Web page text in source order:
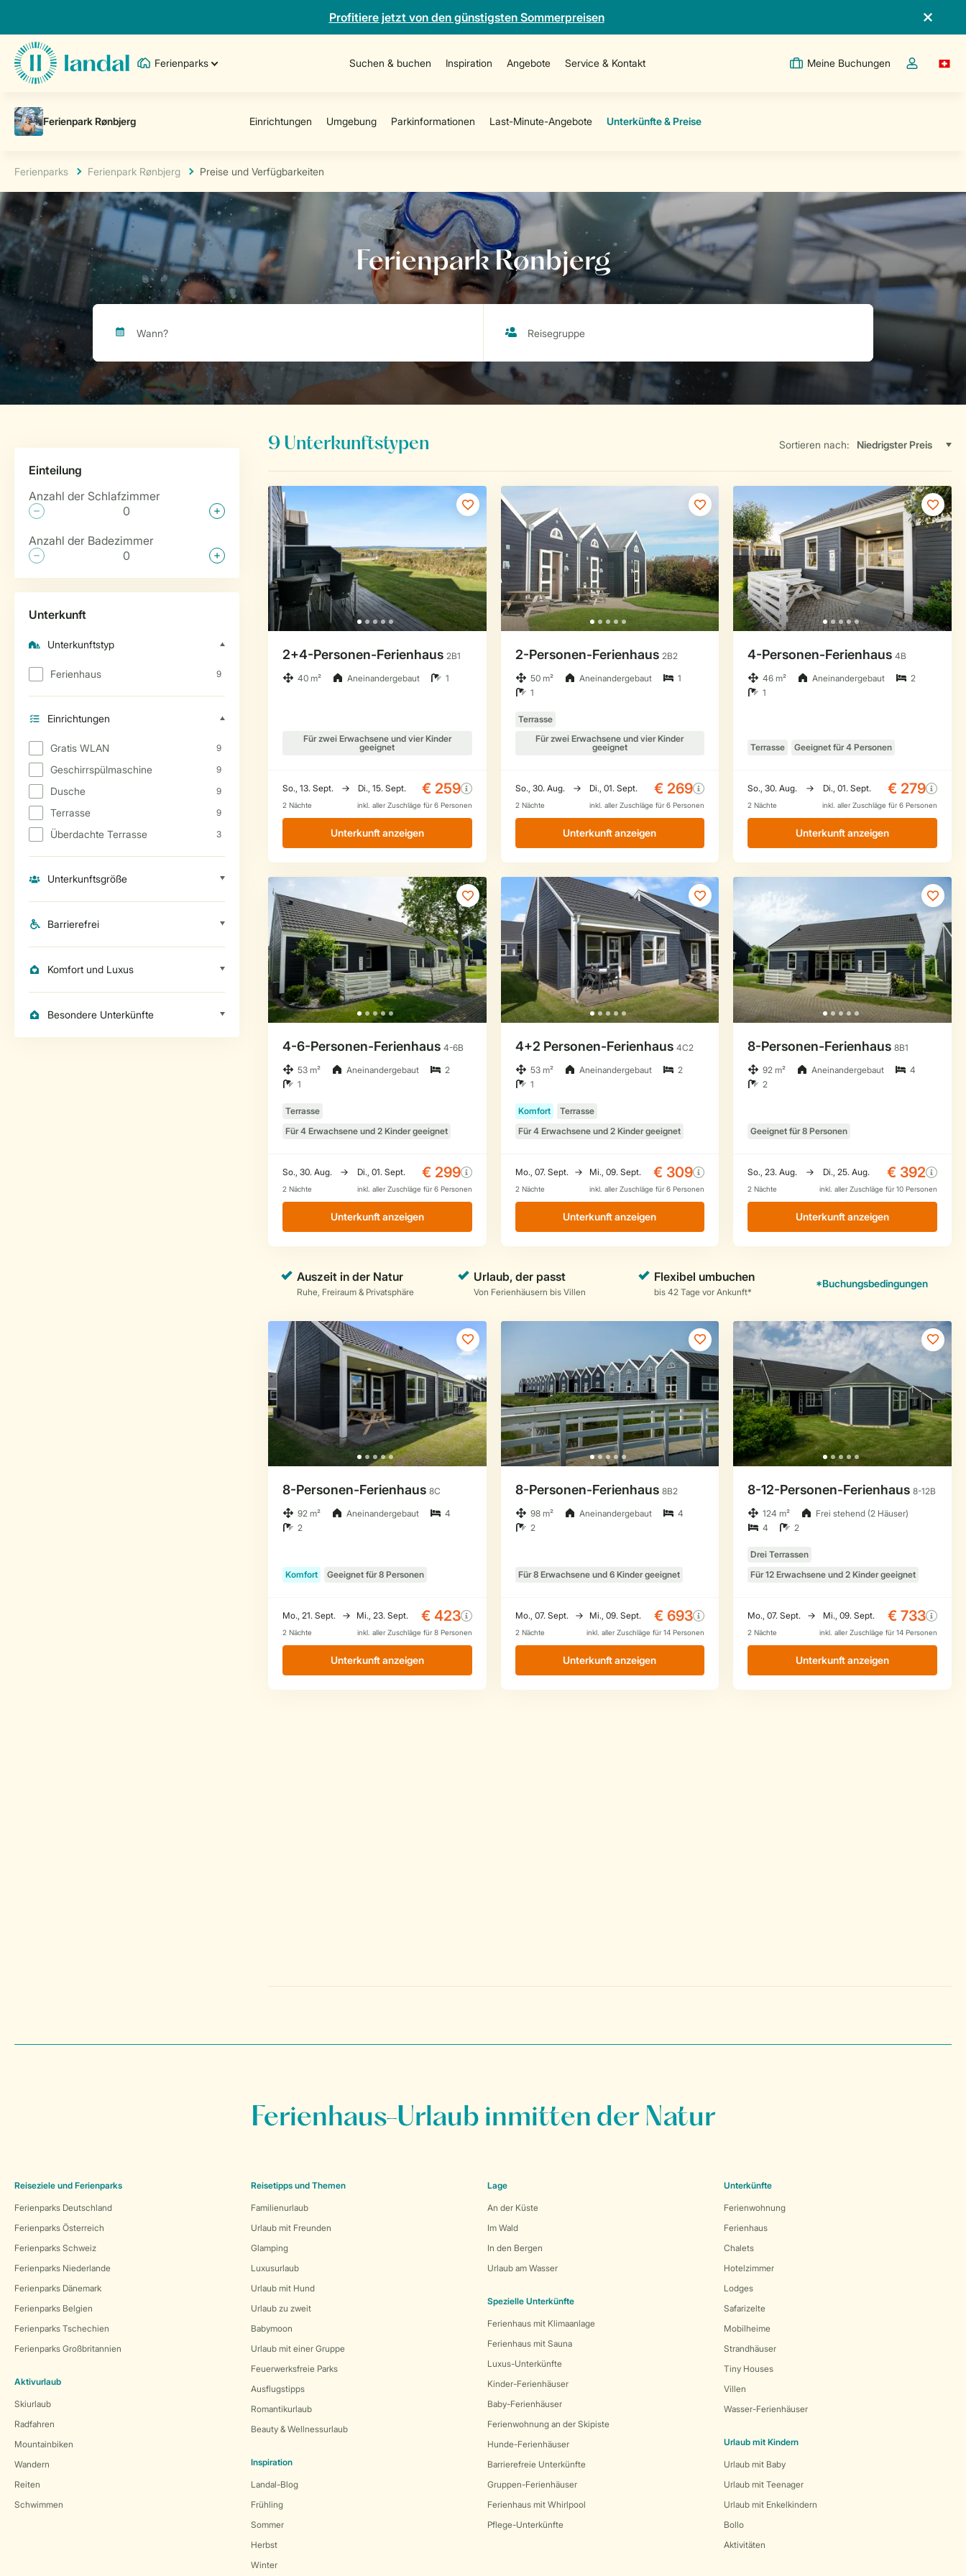
Profitiere jetzt von den günstigsten Sommerpreisen
Ferienparks Suchen & buchen Inspiration Angebote Service & Kontakt Meine Buchungen
Dropdown-
Ferienparks Ferienpark Rønbjerg Preise und Verfügbarkeiten
Sortieren nach:
Ferienhaus-Urlaub inmitten der Natur
Reiseziele und Ferienparks
Ferienparks Deutschland
Ferienparks Österreich
Ferienparks Schweiz
Ferienparks Niederlande
Ferienparks Dänemark
Ferienparks Belgien
Ferienparks Tschechien
Ferienparks Großbritannien
Aktivurlaub
Skiurlaub
Radfahren
Mountainbiken
Wandern
Reiten
Schwimmen
Reisetipps und Themen
Familienurlaub
Urlaub mit Freunden
Glamping
Luxusurlaub
Urlaub mit Hund
Urlaub zu zweit
Babymoon
Urlaub mit einer Gruppe
Feuerwerksfreie Parks
Ausflugstipps
Romantikurlaub
Beauty & Wellnessurlaub
Inspiration
Landal-Blog
Frühling
Sommer
Herbst
Winter
Lage
An der Küste
Im Wald
In den Bergen
Urlaub am Wasser
Spezielle Unterkünfte
Ferienhaus mit Klimaanlage
Ferienhaus mit Sauna
Luxus-Unterkünfte
Kinder-Ferienhäuser
Baby-Ferienhäuser
Ferienwohnung an der Skipiste
Hunde-Ferienhäuser
Barrierefreie Unterkünfte
Gruppen-Ferienhäuser
Ferienhaus mit Whirlpool
Pflege-Unterkünfte
Unterkünfte
Ferienwohnung
Ferienhaus
Chalets
Hotelzimmer
Lodges
Safarizelte
Mobilheime
Strandhäuser
Tiny Houses
Villen
Wasser-Ferienhäuser
Urlaub mit Kindern
Urlaub mit Baby
Urlaub mit Teenager
Urlaub mit Enkelkindern
Bollo
Aktivitäten